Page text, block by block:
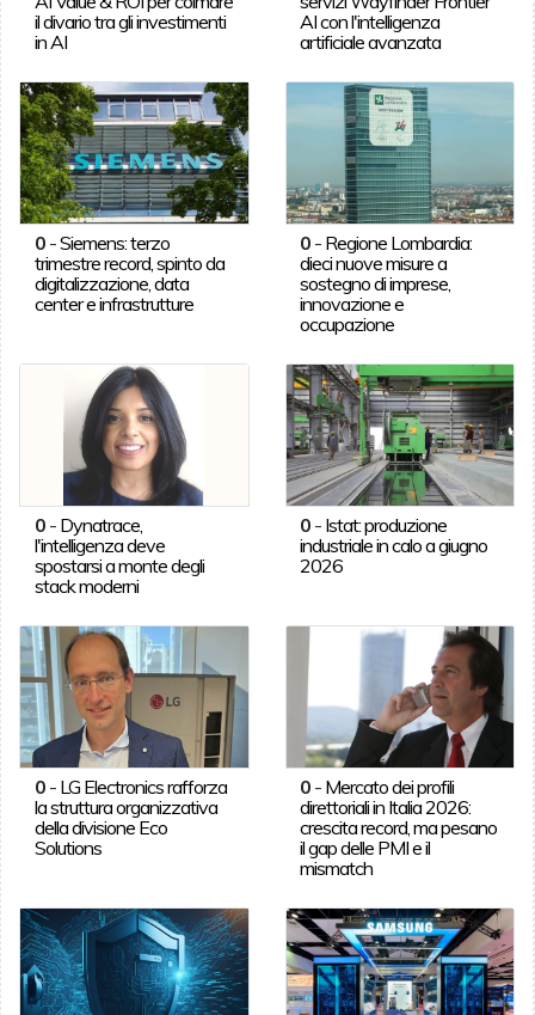
il divario tra gli investimenti
in AI
AI con l'intelligenza
artificiale avanzata
0-Siemens: terzo
trimestre record, spinto da
digitalizzazione, data
center e infrastrutture
0 - Regione Lombardia:
dieci nuove misure a
sostegno di imprese,
innovazione e
occupazione
0- Dynatrace,
l'intelligenza deve
spostarsi a monte degli
stack moderni
0 - Istat: produzione
industriale in calo a giugno
2026
0- LG Electronics rafforza
la struttura organizzativa
della divisione Eco
Solutions
0 - Mercato dei profili
direttoriali in Italia 2026:
crescita record, ma pesano
il gap delle PMI e il
mismatch